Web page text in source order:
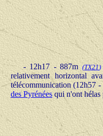
- 12h17 - 887m (TX21
relativement horizontal
télécommunication (12h57
des Pyrénéesqui n'ont hélas